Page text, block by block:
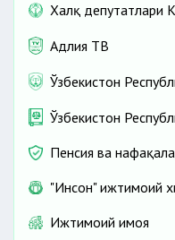
Халқ депутатлари
Адлия ТВ
Ўзбекистон
Ўзбекистон
Пенсия ва
"Инсон" ижтимоий
Ижтимоий ҳимоя